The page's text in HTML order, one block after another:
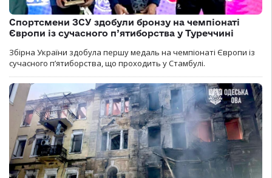
Спортсмени ЗСУ здобули бронзу на чемпіонаті
Європи із сучасного п’ятиборства у Туреччині
Збірна України здобула першу медаль на чемпіонаті Європи із
сучасного п’ятиборства, що проходить у Стамбулі.